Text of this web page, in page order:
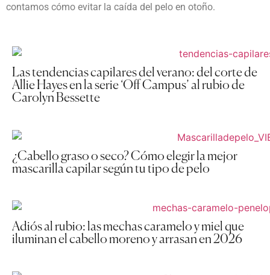
contamos cómo evitar la caída del pelo en otoño.
Las tendencias capilares del verano: del corte de
Allie Hayes en la serie ‘Off Campus’ al rubio de
Carolyn Bessette
¿Cabello graso o seco? Cómo elegir la mejor
mascarilla capilar según tu tipo de pelo
Adiós al rubio: las mechas caramelo y miel que
iluminan el cabello moreno y arrasan en 2026